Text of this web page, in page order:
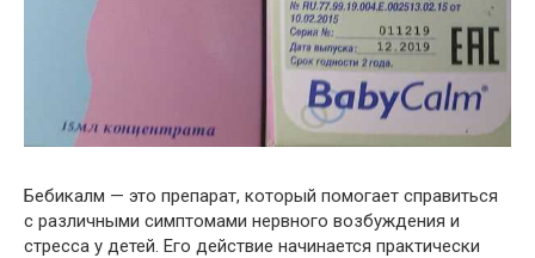
Бебикалм — это препарат, который помогает справиться
с различными симптомами нервного возбуждения и
стресса у детей. Его действие начинается практически